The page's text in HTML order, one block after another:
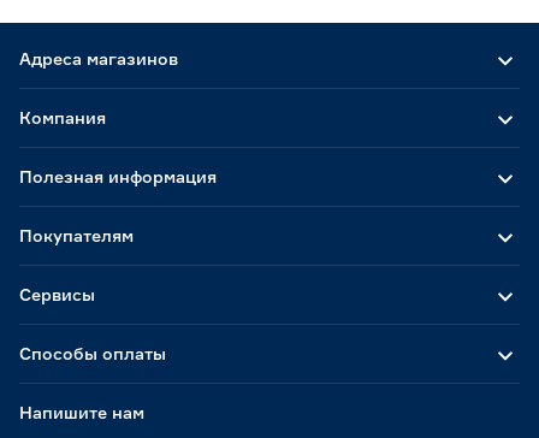
Адреса магазинов
Способы оплаты
Компания
Полезная информация
Покупателям
Сервисы
Напишите нам